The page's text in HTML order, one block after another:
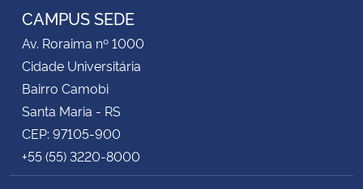
CAMPUS SEDE
Av. Roraima nº 1000
Cidade Universitária
Bairro Camobi
Santa Maria - RS
CEP: 97105-900
+55 (55) 3220-8000